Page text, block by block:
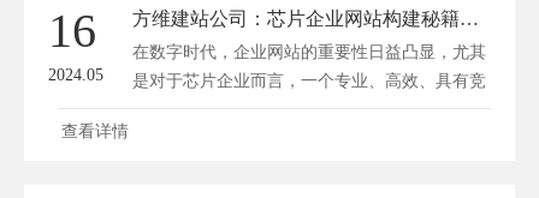
16
2024.05
方维建站公司：芯片企业网站构建秘籍，一键启动数字新纪元
在数字时代，企业网站的重要性日益凸显，尤其
是对于芯片企业而言，一个专业、高效、具有竞
争...
查看详情